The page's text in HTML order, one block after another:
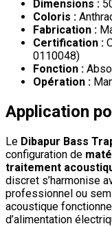
Dimensions :
Coloris :
Fabrication :
Certification :
0110048)
Fonction :
Opération :
Application
Le Dibapur Bass
configuration de
traitement
discret s’harmonise
professionnel ou
acoustique
d’alimentation